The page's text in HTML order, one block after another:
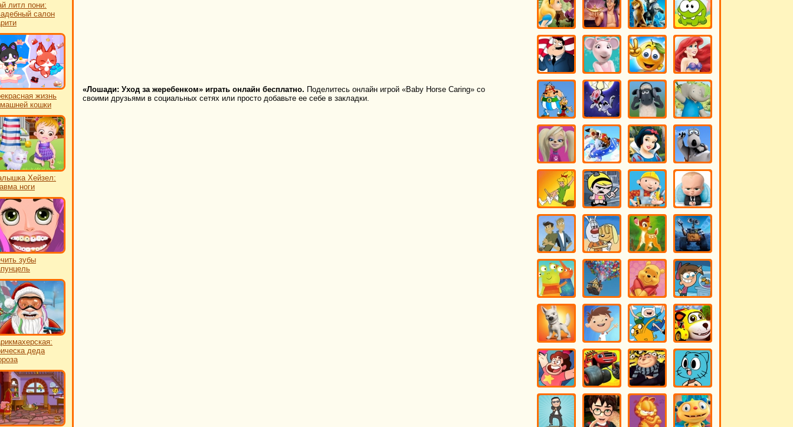
литл пони:
салон
жизнь
кошки
Хейзел:
ноги
зубы
деда
«Лошади: Уход за жеребенком» играть онлайн бесплатно. Поделитесь онлайн игрой «Baby Horse Caring» со
своими друзьями в социальных сетях или просто добавьте ее себе в закладки.